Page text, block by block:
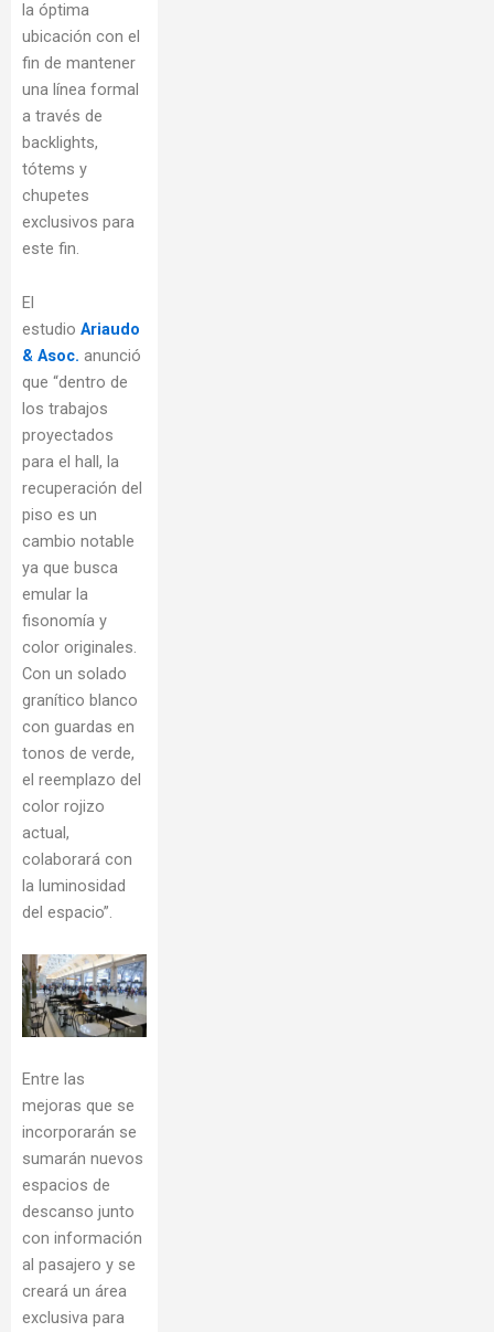
la óptima
ubicación con el
fin de mantener
una línea formal
a través de
backlights,
tótems y
chupetes
exclusivos para
este fin.
El
estudio Ariaudo
& Asoc. anunció
que “dentro de
los trabajos
proyectados
para el hall, la
recuperación del
piso es un
cambio notable
ya que busca
emular la
fisonomía y
color originales.
Con un solado
granítico blanco
con guardas en
tonos de verde,
el reemplazo del
color rojizo
actual,
colaborará con
la luminosidad
del espacio”.
Entre las
mejoras que se
incorporarán se
sumarán nuevos
espacios de
descanso junto
con información
al pasajero y se
creará un área
exclusiva para